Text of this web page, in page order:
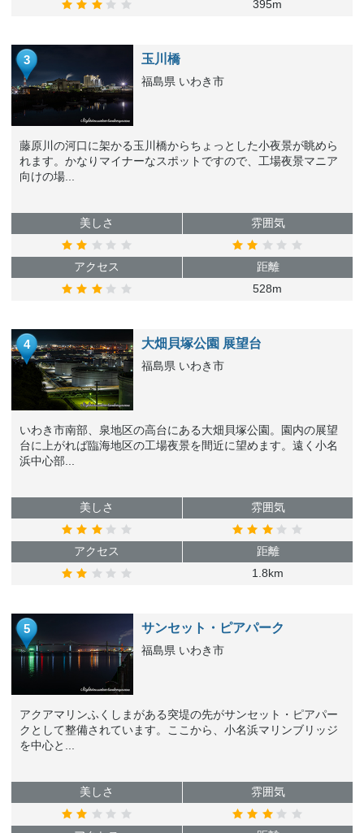
395m
3 玉川橋
福島県 いわき市
藤原川の河口に架かる玉川橋からちょっとした小夜景が眺めら
れます。かなりマイナーなスポットですので、工場夜景マニア
向けの場...
美しさ 雰囲気
アクセス
距離
528m
4 大畑貝塚公園 展望台
福島県 いわき市
いわき市南部、泉地区の高台にある大畑貝塚公園。園内の展望
台に上がれば臨海地区の工場夜景を間近に望めます。遠く小名
浜中心部...
美しさ 雰囲気
アクセス
距離
1.8km
5 サンセット・ピアパーク
福島県 いわき市
アクアマリンふくしまがある突堤の先がサンセット・ピアパー
クとして整備されています。ここから、小名浜マリンブリッジ
を中心と...
美しさ 雰囲気